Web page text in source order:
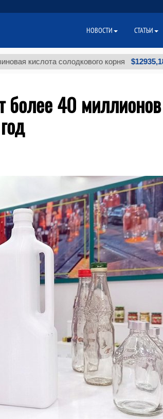
солодкового корня $12935,18
более 40 миллионов
НОВОСТИ СТАТЬИ